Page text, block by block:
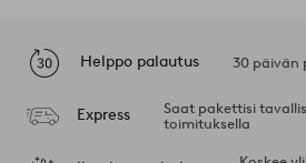
Helppo palautus 30 päivän
Express
Saat pakettisi
toimituksella